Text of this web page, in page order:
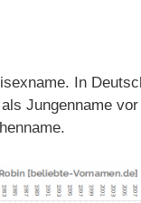
In
Jungenname